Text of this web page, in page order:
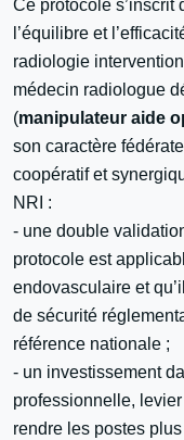
Ce protocole s’inscrit
l’équilibre et
radiologie
médecin radiologue
(manipulateur aide
son caractère
coopératif et
NRI :
- une double
protocole est
endovasculaire et
de sécurité
référence nationale ;
- un investissement
professionnelle,
rendre les postes